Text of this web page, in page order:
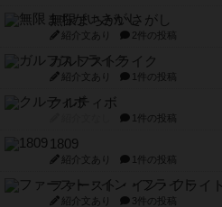
無限まちがいさがし
紹介文あり 2件の投稿
ガルフストライク
紹介文あり 1件の投稿
クルティボ
1件の投稿
1809
紹介文あり 1件の投稿
ファースト・イン・フライト
紹介文あり 3件の投稿